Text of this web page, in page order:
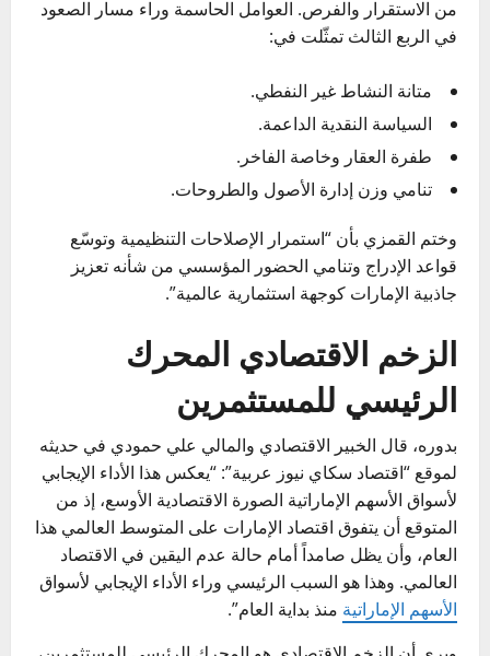
من الاستقرار والفرص. العوامل الحاسمة وراء مسار الصعود
في الربع الثالث تمثّلت في:
متانة النشاط غير النفطي.
السياسة النقدية الداعمة.
طفرة العقار وخاصة الفاخر.
تنامي وزن إدارة الأصول والطروحات.
وختم القمزي بأن “استمرار الإصلاحات التنظيمية وتوسّع
قواعد الإدراج وتنامي الحضور المؤسسي من شأنه تعزيز
جاذبية الإمارات كوجهة استثمارية عالمية”.
الزخم الاقتصادي المحرك
الرئيسي للمستثمرين
بدوره، قال الخبير الاقتصادي والمالي علي حمودي في حديثه
لموقع “اقتصاد سكاي نيوز عربية”: “يعكس هذا الأداء الإيجابي
لأسواق الأسهم الإماراتية الصورة الاقتصادية الأوسع، إذ من
المتوقع أن يتفوق اقتصاد الإمارات على المتوسط ​​العالمي هذا
العام، وأن يظل صامداً أمام حالة عدم اليقين في الاقتصاد
العالمي. وهذا هو السبب الرئيسي وراء الأداء الإيجابي لأسواق
الأسهم الإماراتية منذ بداية العام”.